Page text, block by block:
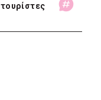
τουρίστες